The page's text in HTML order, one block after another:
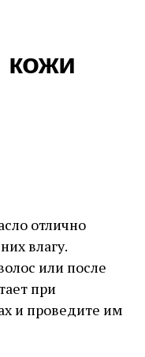
отлично
влагу.
или после
при
и проведите им